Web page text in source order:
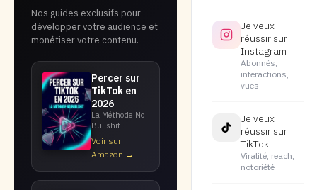
Nos guides exclusifs pour
développer votre audience et
monétiser votre contenu.
Percer sur
TikTok en
2026
La Méthode No
Bullshit
Voir sur
Amazon →
Je veux
réussir sur
Instagram
Abonnés,
interactions,
vues
Je veux
réussir sur
TikTok
Viralité, reach,
notoriété